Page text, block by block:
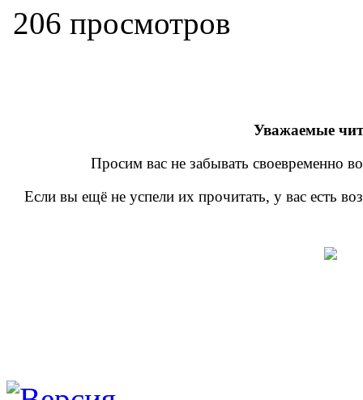
206 просмотров
Уважаемые
Просим вас не забывать своевременно
Если вы ещё не успели их прочитать, у вас есть